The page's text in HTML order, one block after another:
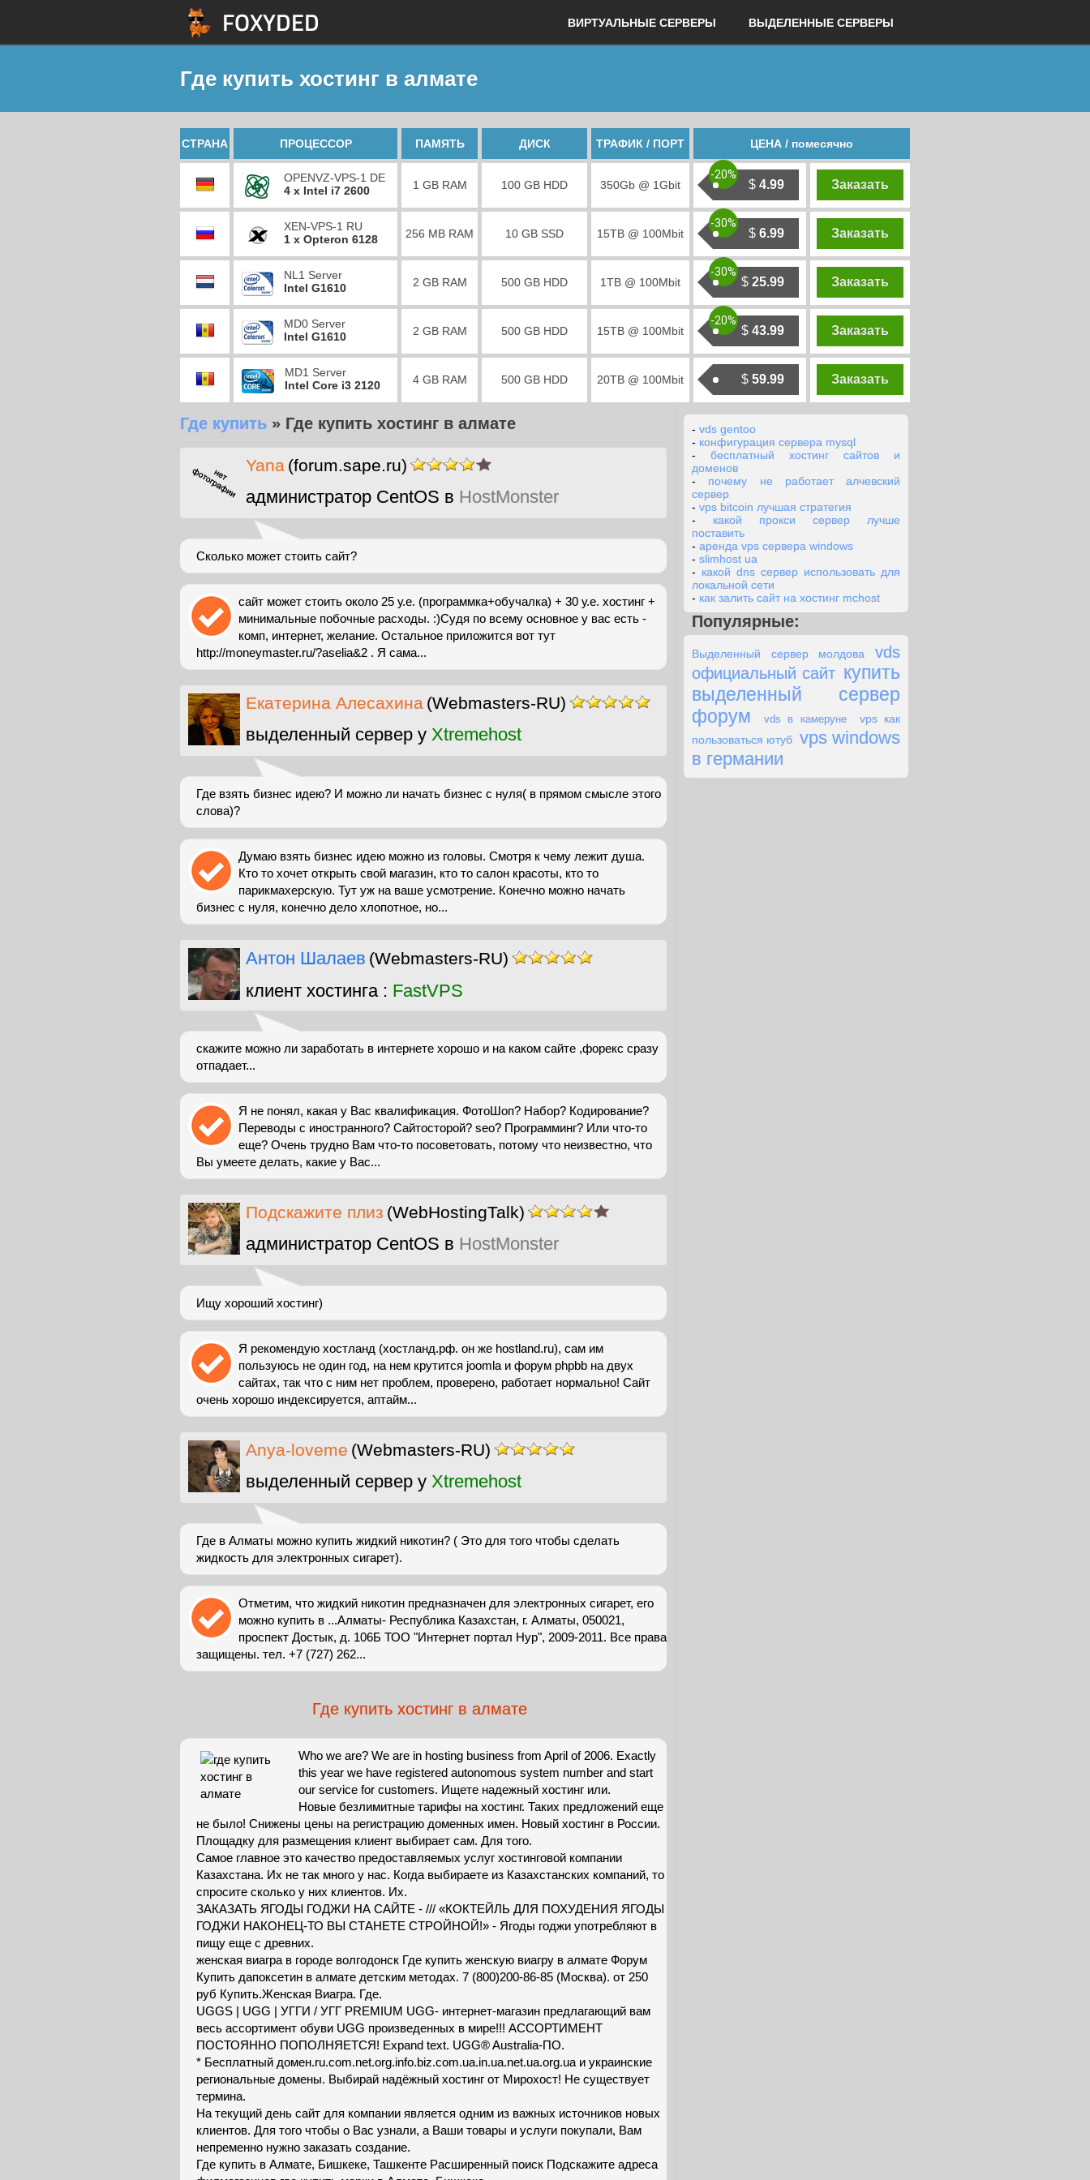
ВИРТУАЛЬНЫЕ СЕРВЕРЫ ВЫДЕЛЕННЫЕ СЕРВЕРЫ
Где купить хостинг в алмате
СТРАНА ПРОЦЕССОР ПАМЯТЬ ДИСК ТРАФИК / ПОРТ ЦЕНА / помесячно
OPENVZ-VPS-1 DE
4 x Intel i7 2600
1 GB RAM 100 GB HDD 350Gb @ 1Gbit $ 4.99
-20%
Заказать
XEN-VPS-1 RU
1 x Opteron 6128
256 MB RAM 10 GB SSD 15TB @ 100Mbit $ 6.99
-30%
Заказать
NL1 Server
Intel G1610
2 GB RAM 500 GB HDD 1TB @ 100Mbit $ 25.99
-30%
Заказать
MD0 Server
Intel G1610
2 GB RAM 500 GB HDD 15TB @ 100Mbit $ 43.99
-20%
Заказать
MD1 Server
Intel Core i3 2120
4 GB RAM 500 GB HDD 20TB @ 100Mbit $ 59.99 Заказать
Где купить » Где купить хостинг в алмате
Yana (forum.sape.ru)
администратор CentOS в HostMonster
Сколько может стоить сайт?
сайт может стоить около 25 у.е. (программка+обучалка) + 30 у.е. хостинг +
минимальные побочные расходы. :)Судя по всему основное у вас есть -
комп, интернет, желание. Остальное приложится вот тут
http://moneymaster.ru/?aselia&2 . Я сама...
Екатерина Алесахина (Webmasters-RU)
выделенный сервер у Xtremehost
Где взять бизнес идею? И можно ли начать бизнес с нуля( в прямом смысле этого
слова)?
Думаю взять бизнес идею можно из головы. Смотря к чему лежит душа.
Кто то хочет открыть свой магазин, кто то салон красоты, кто то
парикмахерскую. Тут уж на ваше усмотрение. Конечно можно начать
бизнес с нуля, конечно дело хлопотное, но...
Антон Шалаев (Webmasters-RU)
клиент хостинга : FastVPS
скажите можно ли заработать в интернете хорошо и на каком сайте ,форекс сразу
отпадает...
Я не понял, какая у Вас квалификация. ФотоШоп? Набор? Кодирование?
Переводы с иностранного? Сайтосторой? seo? Программинг? Или что-то
еще? Очень трудно Вам что-то посоветовать, потому что неизвестно, что
Вы умеете делать, какие у Вас...
Подскажите плиз (WebHostingTalk)
администратор CentOS в HostMonster
Ищу хороший хостинг)
Я рекомендую хостланд (хостланд.рф. он же hostland.ru), сам им
пользуюсь не один год, на нем крутится joomla и форум phpbb на двух
сайтах, так что с ним нет проблем, проверено, работает нормально! Сайт
очень хорошо индексируется, аптайм...
Anya-loveme (Webmasters-RU)
выделенный сервер у Xtremehost
Где в Алматы можно купить жидкий никотин? ( Это для того чтобы сделать
жидкость для электронных сигарет).
Отметим, что жидкий никотин предназначен для электронных сигарет, его
можно купить в ...Алматы- Республика Казахстан, г. Алматы, 050021,
проспект Достык, д. 106Б ТОО "Интернет портал Нур", 2009-2011. Все права
защищены. тел. +7 (727) 262...
Где купить хостинг в алмате
Who we are? We are in hosting business from April of 2006. Exactly
this year we have registered autonomous system number and start
our service for customers. Ищете надежный хостинг или.
Новые безлимитные тарифы на хостинг. Таких предложений еще
не было! Снижены цены на регистрацию доменных имен. Новый хостинг в России.
Площадку для размещения клиент выбирает сам. Для того.
Самое главное это качество предоставляемых услуг хостинговой компании
Казахстана. Их не так много у нас. Когда выбираете из Казахстанских компаний, то
спросите сколько у них клиентов. Их.
ЗАКАЗАТЬ ЯГОДЫ ГОДЖИ НА САЙТЕ - /// «КОКТЕЙЛЬ ДЛЯ ПОХУДЕНИЯ ЯГОДЫ
ГОДЖИ НАКОНЕЦ-ТО ВЫ СТАНЕТЕ СТРОЙНОЙ!» - Ягоды годжи употребляют в
пищу еще с древних.
женская виагра в городе волгодонск Где купить женскую виагру в алмате Форум
Купить дапоксетин в алмате детским методах. 7 (800)200-86-85 (Москва). от 250
руб Купить.Женская Виагра. Где.
UGGS | UGG | УГГИ / УГГ PREMIUM UGG- интернет-магазин предлагающий вам
весь ассортимент обуви UGG произведенных в мире!!! АССОРТИМЕНТ
ПОСТОЯННО ПОПОЛНЯЕТСЯ! Expand text. UGG® Australia-ПО.
* Бесплатный домен.ru.com.net.org.info.biz.com.ua.in.ua.net.ua.org.ua и украинские
региональные домены. Выбирай надёжный хостинг от Мирохост! Не существует
термина.
На текущий день сайт для компании является одним из важных источников новых
клиентов. Для того чтобы о Вас узнали, а Ваши товары и услуги покупали, Вам
непременно нужно заказать создание.
Где купить в Алмате, Бишкеке, Ташкенте Расширенный поиск Подскажите адреса
- vds gentoo
- конфигурация сервера mysql
- бесплатный хостинг сайтов и
доменов
- почему не работает алчевский
сервер
- vps bitcoin лучшая стратегия
- какой прокси сервер лучше
поставить
- аренда vps сервера windows
- slimhost ua
- какой dns сервер использовать для
локальной сети
- как залить сайт на хостинг mchost
Популярные:
Выделенный сервер молдова
vds
официальный сайт купить
выделенный сервер
форум
vds в камеруне
vps как
пользоваться ютуб vps windows
в германии